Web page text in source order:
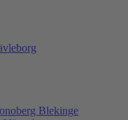
Blekinge